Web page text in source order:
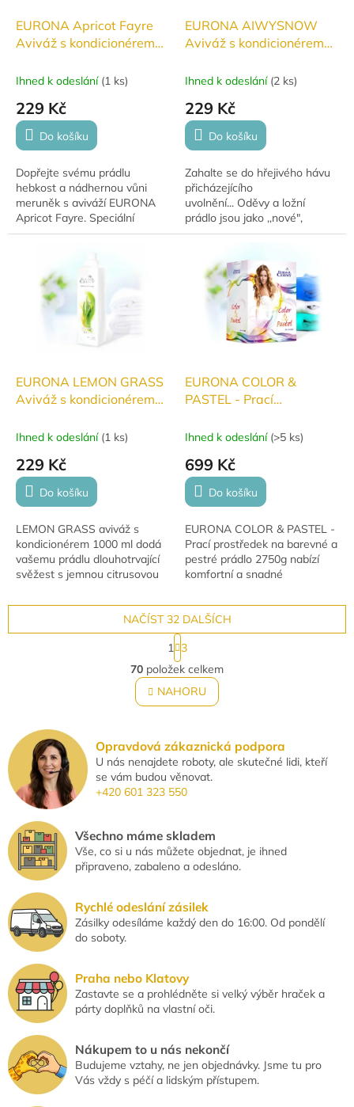
EURONA Apricot Fayre
Aviváž s kondicionérem
Ihned k odeslání (1 ks)
229 Kč
Do košíku
Dopřejte svému prádlu
hebkost a nádhernou vůni
meruněk s aviváží EURONA
Apricot Fayre. Speciální
složení s kondicionérem
EURONA AIWYSNOW
Aviváž s kondicionérem
Ihned k odeslání (2 ks)
229 Kč
Do košíku
Zahalte se do hřejivého hávu
přicházejícího
uvolnění... Oděvy a ložní
prádlo jsou jako ,,nové",
ručníky si uchovávají
EURONA LEMON GRASS
Aviváž s kondicionérem
Ihned k odeslání (1 ks)
229 Kč
Do košíku
LEMON GRASS aviváž s
kondicionérem 1000 ml dodá
vašemu prádlu dlouhotrvající
svěžest s jemnou citrusovou
usnadňuje žehlení a
zanechává prádlo hebké na
dotek.
EURONA COLOR &
PASTEL - Prací
pestré 2750 g
Ihned k odeslání (>5 ks)
699 Kč
Do košíku
EURONA COLOR & PASTEL -
Prací prostředek na barevné a
pestré prádlo 2750g nabízí
komfortní a snadné
změkčovadla vody a enzymy,
což zaručuje...
O
v
l
á
a
c
í
p
r
k
y
v
ý
i
s
NAČÍST 32 DALŠÍCH
S
t
r
á
n
k
á
n
í
1
3
70 položek celkem
NAHORU
Opravdová zákaznická podpora
U nás nenajdete roboty, ale skutečné lidi, kteří
se vám budou věnovat.
+420 601 323 550
Všechno máme skladem
Vše, co si u nás můžete objednat, je ihned
připraveno, zabaleno a odesláno.
Rychlé odeslání zásilek
Zásilky odesíláme každý den do 16:00. Od pondělí
do soboty.
Praha nebo Klatovy
Zastavte se a prohlédněte si velký výběr hraček a
párty doplňků na vlastní oči.
Nákupem to u nás nekončí
Budujeme vztahy, ne jen objednávky. Jsme tu pro
Vás vždy s péčí a lidským přístupem.